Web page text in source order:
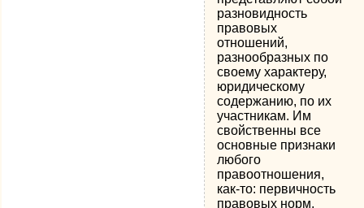
разновидность
правовых
отношений,
разнообразных по
своему характеру,
юридическому
содержанию, по их
участникам. Им
свойственны все
основные признаки
любого
правоотношения,
как-то: первичность
правовых норм,